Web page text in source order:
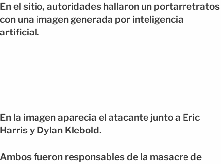
En el sitio, autoridades hallaron un portarretratos
con una imagen generada por inteligencia
artificial.
En la imagen aparecía el atacante junto a Eric
Harris y Dylan Klebold.
Ambos fueron responsables de la masacre de